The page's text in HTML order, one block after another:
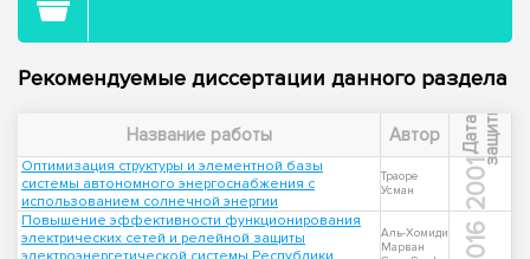
Рекомендуемые диссертации данного раздела
Название работы Автор Д
а
т
а
з
а
щ
и
т ы
Оптимизация структуры и элементной базы
системы автономного энергоснабжения с
использованием солнечной энергии
Траоре
Усман
2001
Повышение эффективности функционирования
электрических сетей и релейной защиты
Аль-Хомиди
Марван
2016